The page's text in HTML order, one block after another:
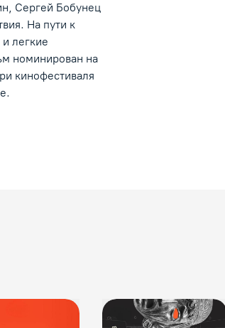
Сергей Бобунец
На пути к
легкие
номинирован на
кинофестиваля